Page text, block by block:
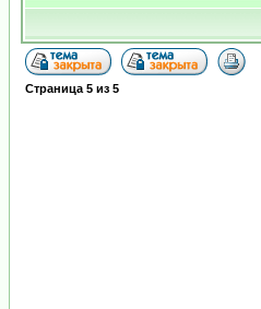
Страница 5 из 5